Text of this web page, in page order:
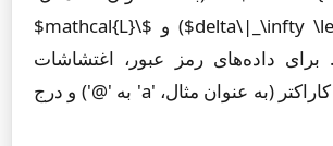
$\|\delta\|_\infty \leq \epsilon$) و $\mathcal{L}$
برای داده‌های رمز عبور، اغتشاشات
شامل جایگزینی کاراکتر (به عنوان مثال، 'a' به '@') و درج